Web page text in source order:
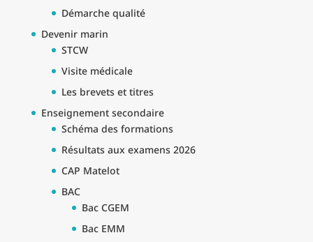
Démarche qualité
Devenir marin
STCW
Visite médicale
Les brevets et titres
Enseignement secondaire
Schéma des formations
Résultats aux examens 2026
CAP Matelot
BAC
Bac CGEM
Bac EMM